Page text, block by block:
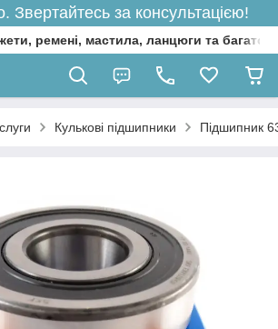
за консультацією!
ремені, мастила, ланцюги та багато
Кулькові підшипники Підшипник